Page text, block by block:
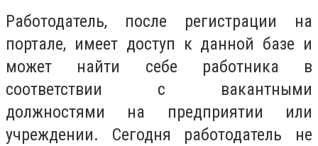
Работодатель, после регистрации на
портале, имеет доступ к данной базе и
может найти себе работника в
соответствии с вакантными
должностями на предприятии или
учреждении. Сегодня работодатель не